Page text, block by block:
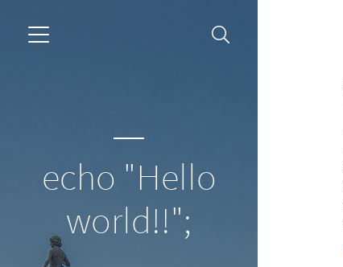
echo "Hello
world!!";